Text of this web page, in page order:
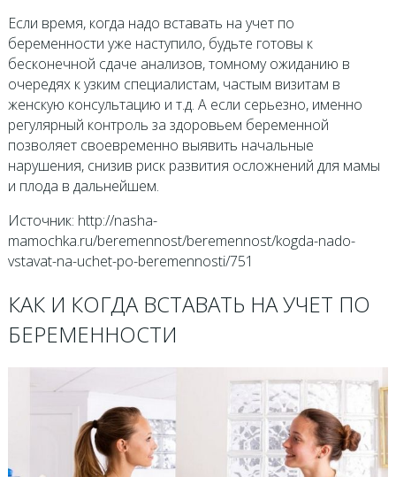
Если время, когда надо вставать на учет по
беременности уже наступило, будьте готовы к
бесконечной сдаче анализов, томному ожиданию в
очередях к узким специалистам, частым визитам в
женскую консультацию и т.д. А если серьезно, именно
регулярный контроль за здоровьем беременной
позволяет своевременно выявить начальные
нарушения, снизив риск развития осложнений для мамы
и плода в дальнейшем.
Источник: http://nasha-
mamochka.ru/beremennost/beremennost/kogda-nado-
vstavat-na-uchet-po-beremennosti/751
КАК И КОГДА ВСТАВАТЬ НА УЧЕТ ПО
БЕРЕМЕННОСТИ